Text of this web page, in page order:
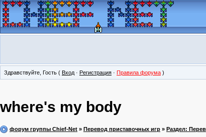
Здравствуйте, Гость ( Вход · Регистрация · Правила форума )
where's my body
форум группы Chief-Net » Перевод приставочных игр » Раздел: